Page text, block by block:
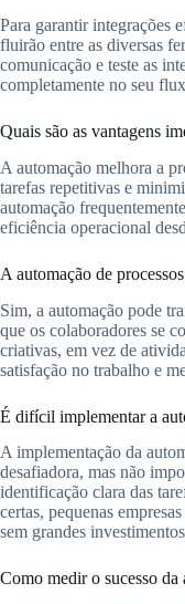
Para garantir integrações
fluirão entre as diversas
comunicação e teste as
completamente no seu
Quais são as vantagens
A automação melhora a
tarefas repetitivas e
automação
eficiência operacional
A automação de
Sim, a automação pode
que os colaboradores se
criativas, em vez de
satisfação no trabalho e
É difícil implementar a
A implementação da
desafiadora, mas não
identificação clara das
certas, pequenas
sem grandes
Como medir o sucesso